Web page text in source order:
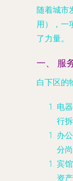
随着城市
用），一
了力量。
一、 服
白下区的
电
行
办
分
宾
资